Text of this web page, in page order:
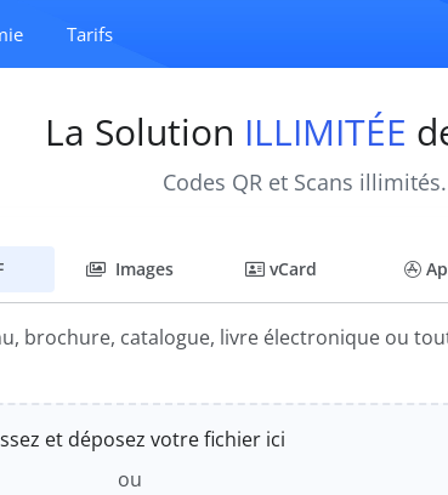
Tarifs
La Solution ILLIMITÉE
Codes QR et Scans
Images vCard
brochure, catalogue, livre électronique ou
et déposez votre fichier ici
ou